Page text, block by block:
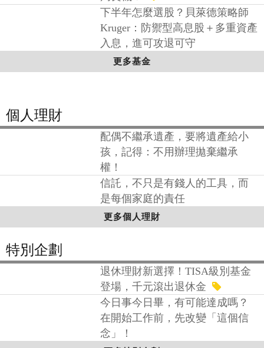
年最高水位，為何反倒是日股布
局良機？
下半年怎麼選股？貝萊德策略師
Kruger：防禦型高息股＋多重資產
入息，進可攻退可守
配偶不繼承遺產，要將遺產給小
孩，記得：不用辦理拋棄繼承
權！
信託，不只是有錢人的工具，而
是每個家庭的責任
更多個人理財
特別企劃
退休理財新選擇！TISA級別基金
登場，千元滾出退休金